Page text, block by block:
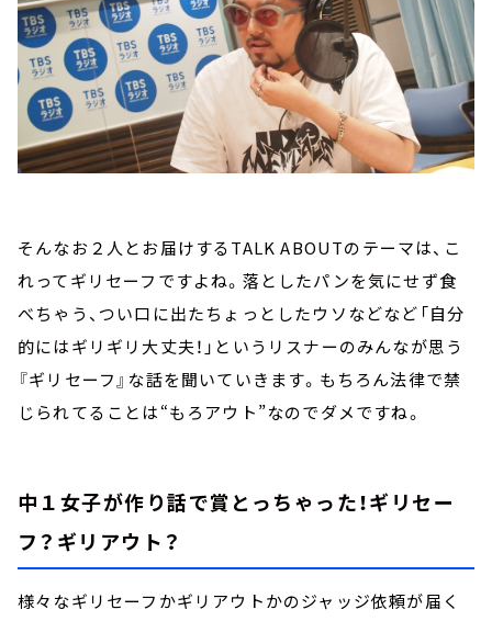
そんなお２人とお届けするTALK ABOUTのテーマは、こ
れってギリセーフですよね。落としたパンを気にせず食
べちゃう、つい口に出たちょっとしたウソなどなど「自分
的にはギリギリ大丈夫！」というリスナーのみんなが思う
『ギリセーフ』な話を聞いていきます。もちろん法律で禁
じられてることは“もろアウト”なのでダメですね。
中１女子が作り話で賞とっちゃった！ギリセー
フ？ギリアウト？
様々なギリセーフかギリアウトかのジャッジ依頼が届く